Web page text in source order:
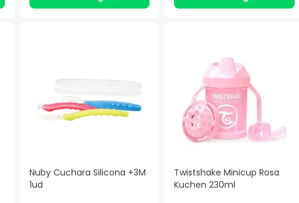
Nuby Cuchara Silicona +3M
1ud
Twistshake Minicup Rosa
Kuchen 230ml